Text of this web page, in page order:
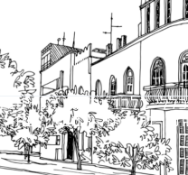
בלבד ומאגד הנחיות
בתוקף מעת לעת.